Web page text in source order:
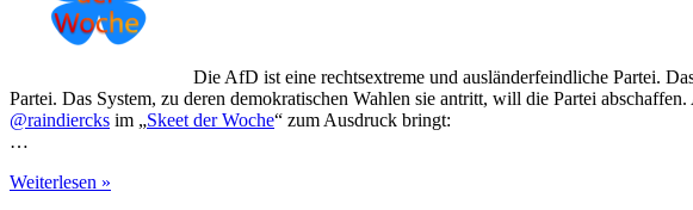
Die AfD ist eine rechtsextreme und ausländerfeindliche Partei.
Partei. Das System, zu deren demokratischen Wahlen sie antritt, will die Partei
@raindiercks im „Skeet der Woche“ zum Ausdruck bringt:
…
AfD-
Weiterlesen »